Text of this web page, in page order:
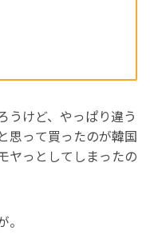
けど、やっぱり違う
思って買ったのが韓国
ヤっとしてしまったの